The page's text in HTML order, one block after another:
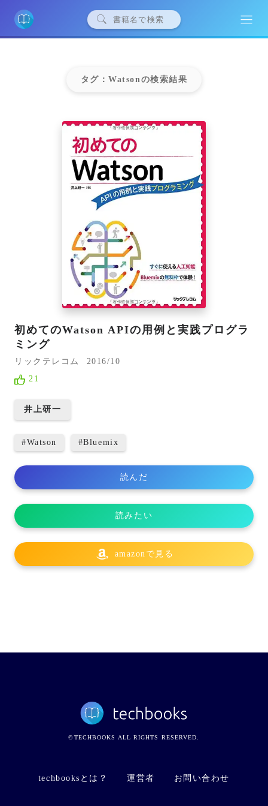
タグ：Watsonの検索結果
初めてのWatson APIの用例と実践プログラ
ミング
リックテレコム
2016/10
21
井上研一
#Watson #Bluemix
読んだ
読みたい
amazonで見る
©TECHBOOKS ALL RIGHTS RESERVED.
techbooksとは？ 運営者 お問い合わせ